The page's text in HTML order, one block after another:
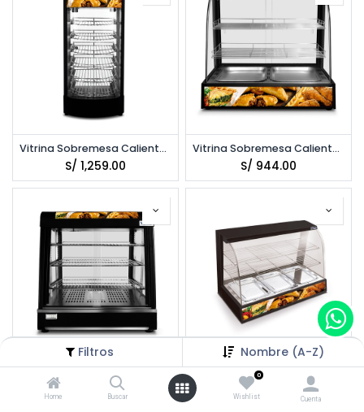
Filtros Nombre (A-Z)
Home Buscar
0
Wishlist Cuenta
Vitrina Sobremesa Caliente 45cm VENTUS VMCD-1A
S/ 1,259.00
Vitrina Sobremesa Caliente 66cm VENTUS VMCD-2
S/ 944.00
Vitrina Sobremesa Caliente 70cm VENTUS VMC-70N
1,679.00
Vitrina Sobremesa Caliente 94cm VENTUS VMCD-3N
S/1,364.00